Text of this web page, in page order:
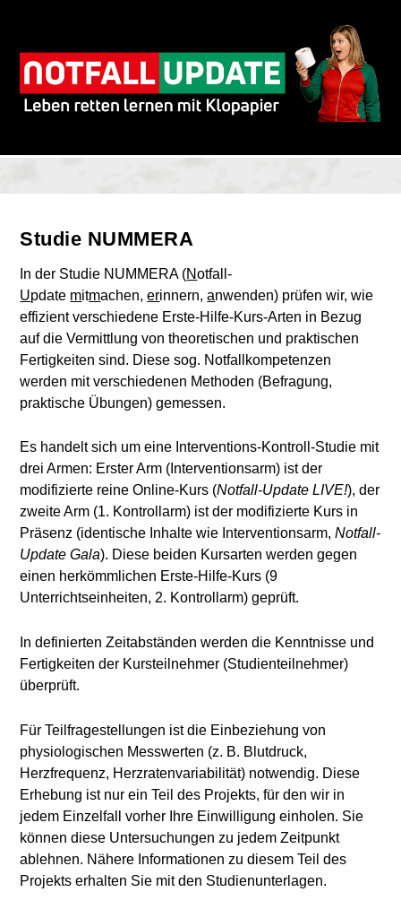
Studie NUMMERA
In der Studie NUMMERA (Notfall-
Update mitmachen,erinnern,anwenden) prüfen wir, wie
effizient verschiedene Erste-Hilfe-Kurs-Arten in Bezug
auf die Vermittlung von theoretischen und praktischen
Fertigkeiten sind. Diese sog. Notfallkompetenzen
werden mit verschiedenen Methoden (Befragung,
praktische Übungen) gemessen.
Es handelt sich um eine Interventions-Kontroll-Studie mit
drei Armen: Erster Arm (Interventionsarm) ist der
modifizierte reine Online-Kurs (Notfall-Update LIVE!), der
zweite Arm (1. Kontrollarm) ist der modifizierte Kurs in
Präsenz (identische Inhalte wie Interventionsarm,Notfall-
Update Gala). Diese beiden Kursarten werden gegen
einen herkömmlichen Erste-Hilfe-Kurs (9
Unterrichtseinheiten, 2. Kontrollarm) geprüft.
In definierten Zeitabständen werden die Kenntnisse und
Fertigkeiten der Kursteilnehmer (Studienteilnehmer)
überprüft.
Für Teilfragestellungen ist die Einbeziehung von
physiologischen Messwerten (z. B. Blutdruck,
Herzfrequenz, Herzratenvariabilität) notwendig. Diese
Erhebung ist nur ein Teil des Projekts, für den wir in
jedem Einzelfall vorher Ihre Einwilligung einholen. Sie
können diese Untersuchungen zu jedem Zeitpunkt
ablehnen. Nähere Informationen zu diesem Teil des
Projekts erhalten Sie mit den Studienunterlagen.